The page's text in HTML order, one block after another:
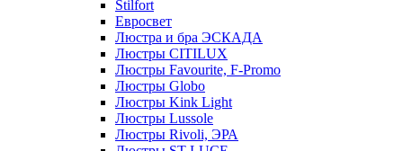
Stilfort
Евросвет
Люстра и бра ЭСКАДА
Люстры CITILUX
Люстры Favourite, F-Promo
Люстры Globo
Люстры Kink Light
Люстры Lussole
Люстры Rivoli, ЭРА